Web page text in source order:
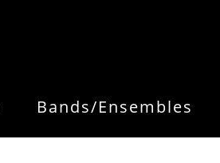
Bands/Ensembles